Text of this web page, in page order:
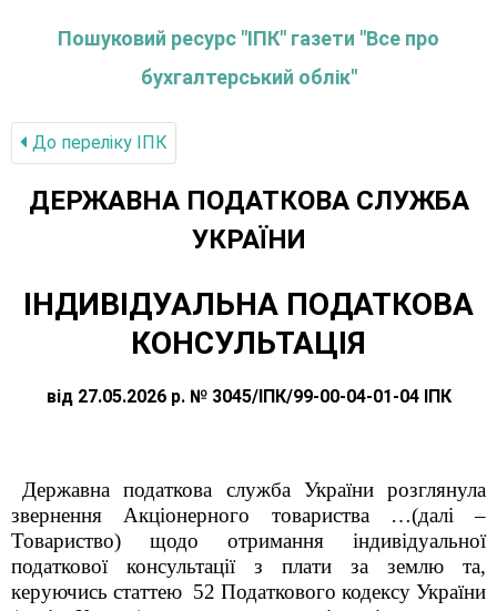
Пошуковий ресурс "ІПК" газети "Все про
бухгалтерський облік"
До переліку IПК
ДЕРЖАВНА ПОДАТКОВА СЛУЖБА
УКРАЇНИ
ІНДИВІДУАЛЬНА ПОДАТКОВА
КОНСУЛЬТАЦІЯ
від 27.05.2026 р. № 3045/ІПК/99-00-04-01-04 ІПК
Державна податкова служба України розглянула
звернення Акціонерного товариства …(далі –
Товариство) щодо отримання індивідуальної
податкової консультації з плати за землю та,
керуючись статтею 52 Податкового кодексу України